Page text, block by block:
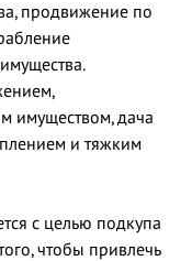
продвижение по
имуществом, дача
и тяжким
с целью подкупа
чтобы привлечь